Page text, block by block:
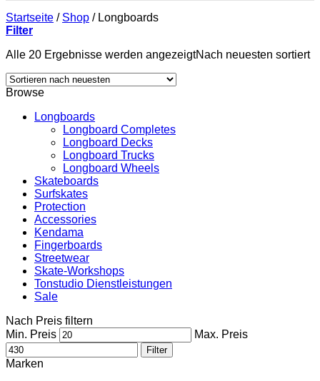
Startseite / Shop /Longboards
Filter
Alle 20 Ergebnisse werden angezeigtNach neuesten sortiert
Browse
Longboards
Longboard Completes
Longboard Decks
Longboard Trucks
Longboard Wheels
Skateboards
Surfskates
Protection
Accessories
Kendama
Fingerboards
Streetwear
Skate-Workshops
Tonstudio Dienstleistungen
Sale
Nach Preis filtern
Min. Preis
Max. Preis
Filter
Marken